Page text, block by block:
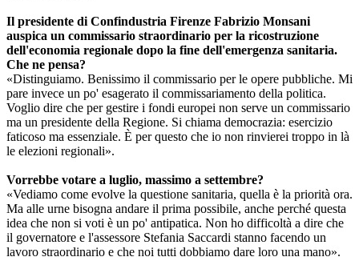
Il presidente di Confindustria Firenze Fabrizio Monsani
auspica un commissario straordinario per la ricostruzione
dell'economia regionale dopo la fine dell'emergenza sanitaria.
Che ne pensa?
«Distinguiamo. Benissimo il commissario per le opere pubbliche. Mi
pare invece un po' esagerato il commissariamento della politica.
Voglio dire che per gestire i fondi europei non serve un commissario
ma un presidente della Regione. Si chiama democrazia: esercizio
faticoso ma essenziale. È per questo che io non rinvierei troppo in là
le elezioni regionali».
Vorrebbe votare a luglio, massimo a settembre?
«Vediamo come evolve la questione sanitaria, quella è la priorità ora.
Ma alle urne bisogna andare il prima possibile, anche perché questa
idea che non si voti è un po' antipatica. Non ho difficoltà a dire che
il governatore e l'assessore Stefania Saccardi stanno facendo un
lavoro straordinario e che noi tutti dobbiamo dare loro una mano».